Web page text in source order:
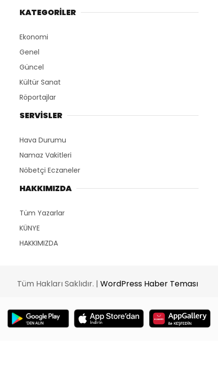
KATEGORİLER
Ekonomi
Genel
Güncel
Kültür Sanat
Röportajlar
SERVİSLER
Hava Durumu
Namaz Vakitleri
Nöbetçi Eczaneler
HAKKIMIZDA
Tüm Yazarlar
KÜNYE
HAKKIMIZDA
Tüm Hakları Saklıdır. | WordPress Haber Teması